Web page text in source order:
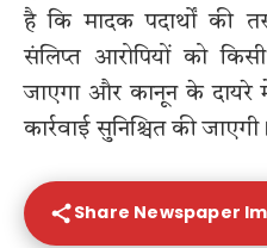
है कि मादक पदार्थों की
संलिप्त आरोपियों को
जाएगा और कानून के दायरे
कार्रवाई सुनिश्चित की जाएगी।
Share Newspaper